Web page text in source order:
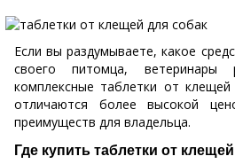
Если вы раздумываете, какое
своего питомца, ветеринары
комплексные таблетки от
отличаются более высокой
преимуществ для владельца.
Где купить таблетки от